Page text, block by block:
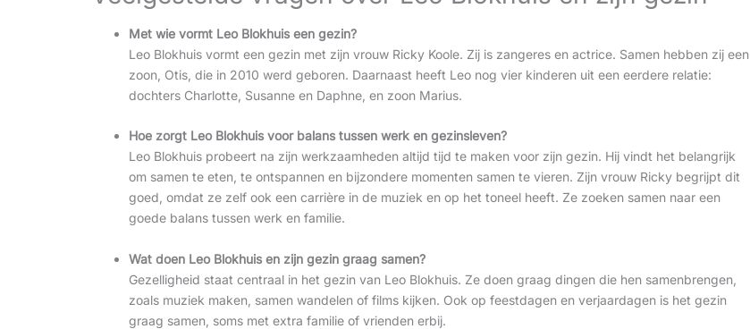
Met wie vormt Leo Blokhuis een gezin?
Leo Blokhuis vormt een gezin met zijn vrouw Ricky Koole. Zij is zangeres en actrice. Samen hebben zij een
zoon, Otis, die in 2010 werd geboren. Daarnaast heeft Leo nog vier kinderen uit een eerdere relatie:
dochters Charlotte, Susanne en Daphne, en zoon Marius.
Hoe zorgt Leo Blokhuis voor balans tussen werk en gezinsleven?
Leo Blokhuis probeert na zijn werkzaamheden altijd tijd te maken voor zijn gezin. Hij vindt het belangrijk
om samen te eten, te ontspannen en bijzondere momenten samen te vieren. Zijn vrouw Ricky begrijpt dit
goed, omdat ze zelf ook een carrière in de muziek en op het toneel heeft. Ze zoeken samen naar een
goede balans tussen werk en familie.
Wat doen Leo Blokhuis en zijn gezin graag samen?
Gezelligheid staat centraal in het gezin van Leo Blokhuis. Ze doen graag dingen die hen samenbrengen,
zoals muziek maken, samen wandelen of films kijken. Ook op feestdagen en verjaardagen is het gezin
graag samen, soms met extra familie of vrienden erbij.